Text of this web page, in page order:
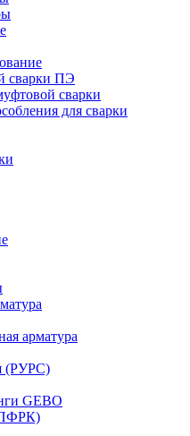
сварки ПЭ
сварки
для сварки
арматура
(РУРС)
GEBO